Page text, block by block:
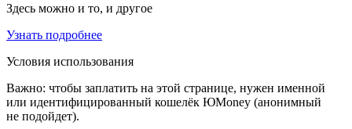
Здесь можно и то, и другое
Узнать подробнее
Условия использования
Важно: чтобы заплатить на этой странице, нужен именной
или идентифицированный кошелёк ЮMoney (анонимный
не подойдет).